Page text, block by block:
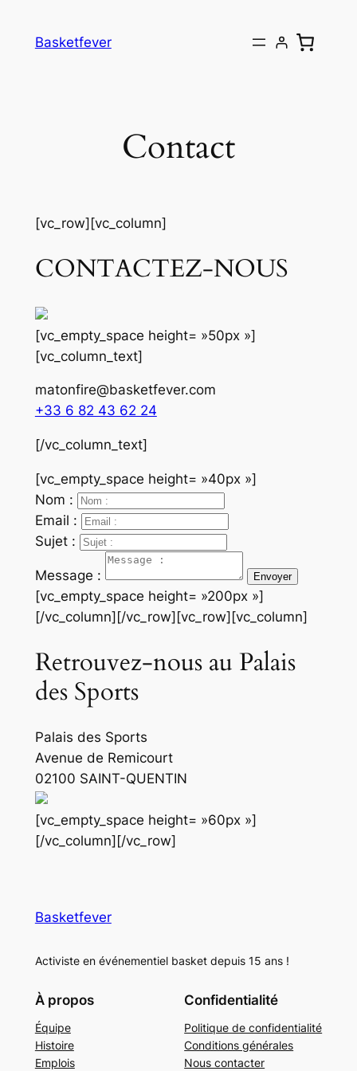
Basketfever
Contact
[vc_row][vc_column]
CONTACTEZ-NOUS
[vc_empty_space height= »50px »]
[vc_column_text]
matonfire@basketfever.com
+33 6 82 43 62 24
[/vc_column_text]
[vc_empty_space height= »40px »]
Nom :
Email :
Sujet :
Message :
[vc_empty_space height= »200px »]
[/vc_column][/vc_row][vc_row][vc_column]
Retrouvez-nous au Palais
des Sports
Palais des Sports
Avenue de Remicourt
02100 SAINT-QUENTIN
[vc_empty_space height= »60px »]
[/vc_column][/vc_row]
Basketfever
Activiste en événementiel basket depuis 15 ans !
À propos
Équipe
Histoire
Emplois
Confidentialité
Politique de confidentialité
Conditions générales
Nous contacter